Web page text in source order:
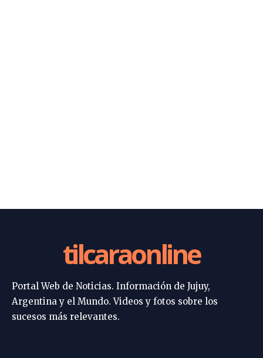
tilcaraonline
Portal Web de Noticias. Información de Jujuy,
Argentina y el Mundo. Videos y fotos sobre los
sucesos más relevantes.